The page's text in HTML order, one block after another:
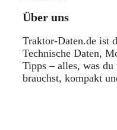
Über uns
Traktor-Daten.de ist
Technische Daten,
Tipps – alles, was
brauchst, kompakt